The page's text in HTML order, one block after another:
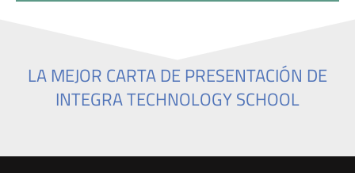
LA MEJOR CARTA DE PRESENTACIÓN DE
INTEGRA TECHNOLOGY SCHOOL